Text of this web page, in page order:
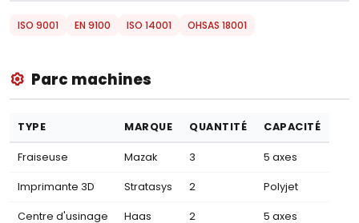
ISO 9001 EN 9100 ISO 14001 OHSAS 18001
Parc machines
TYPE MARQUE QUANTITÉ CAPACITÉ
Fraiseuse Mazak 3 5 axes
Imprimante 3D Stratasys 2 Polyjet
Centre d'usinage Haas 2 5 axes